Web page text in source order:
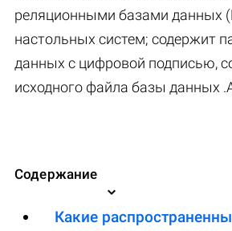
реляционными базами данных
настольных систем; содержит
данных с цифровой подписью,
исходного файла базы данных
Содержание
Какие